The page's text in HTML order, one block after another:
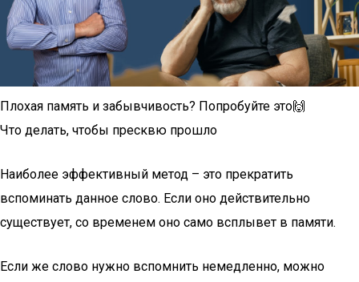
Плохая память и забывчивость? Попробуйте это🙌
Что делать, чтобы пресквю прошло
Наиболее эффективный метод – это прекратить
вспоминать данное слово. Если оно действительно
существует, со временем оно само всплывет в памяти.
Если же слово нужно вспомнить немедленно, можно